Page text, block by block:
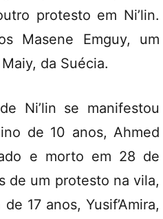
protesto em Ni’lin.
Masene Emguy, um
da Suécia.
Ni’lin se manifestou
de 10 anos, Ahmed
e morto em 28 de
de um protesto na vila,
17 anos, Yusif’Amira,